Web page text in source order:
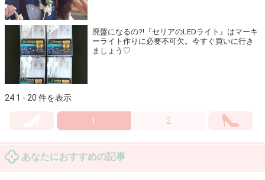
廃盤になるの?!『セリアのLEDライト』はマーキ
ーライト作りに必要不可欠。今すぐ買いに行き
ましょう♡
24 1 - 20 件を表示
1 2
あなたにおすすめの記事